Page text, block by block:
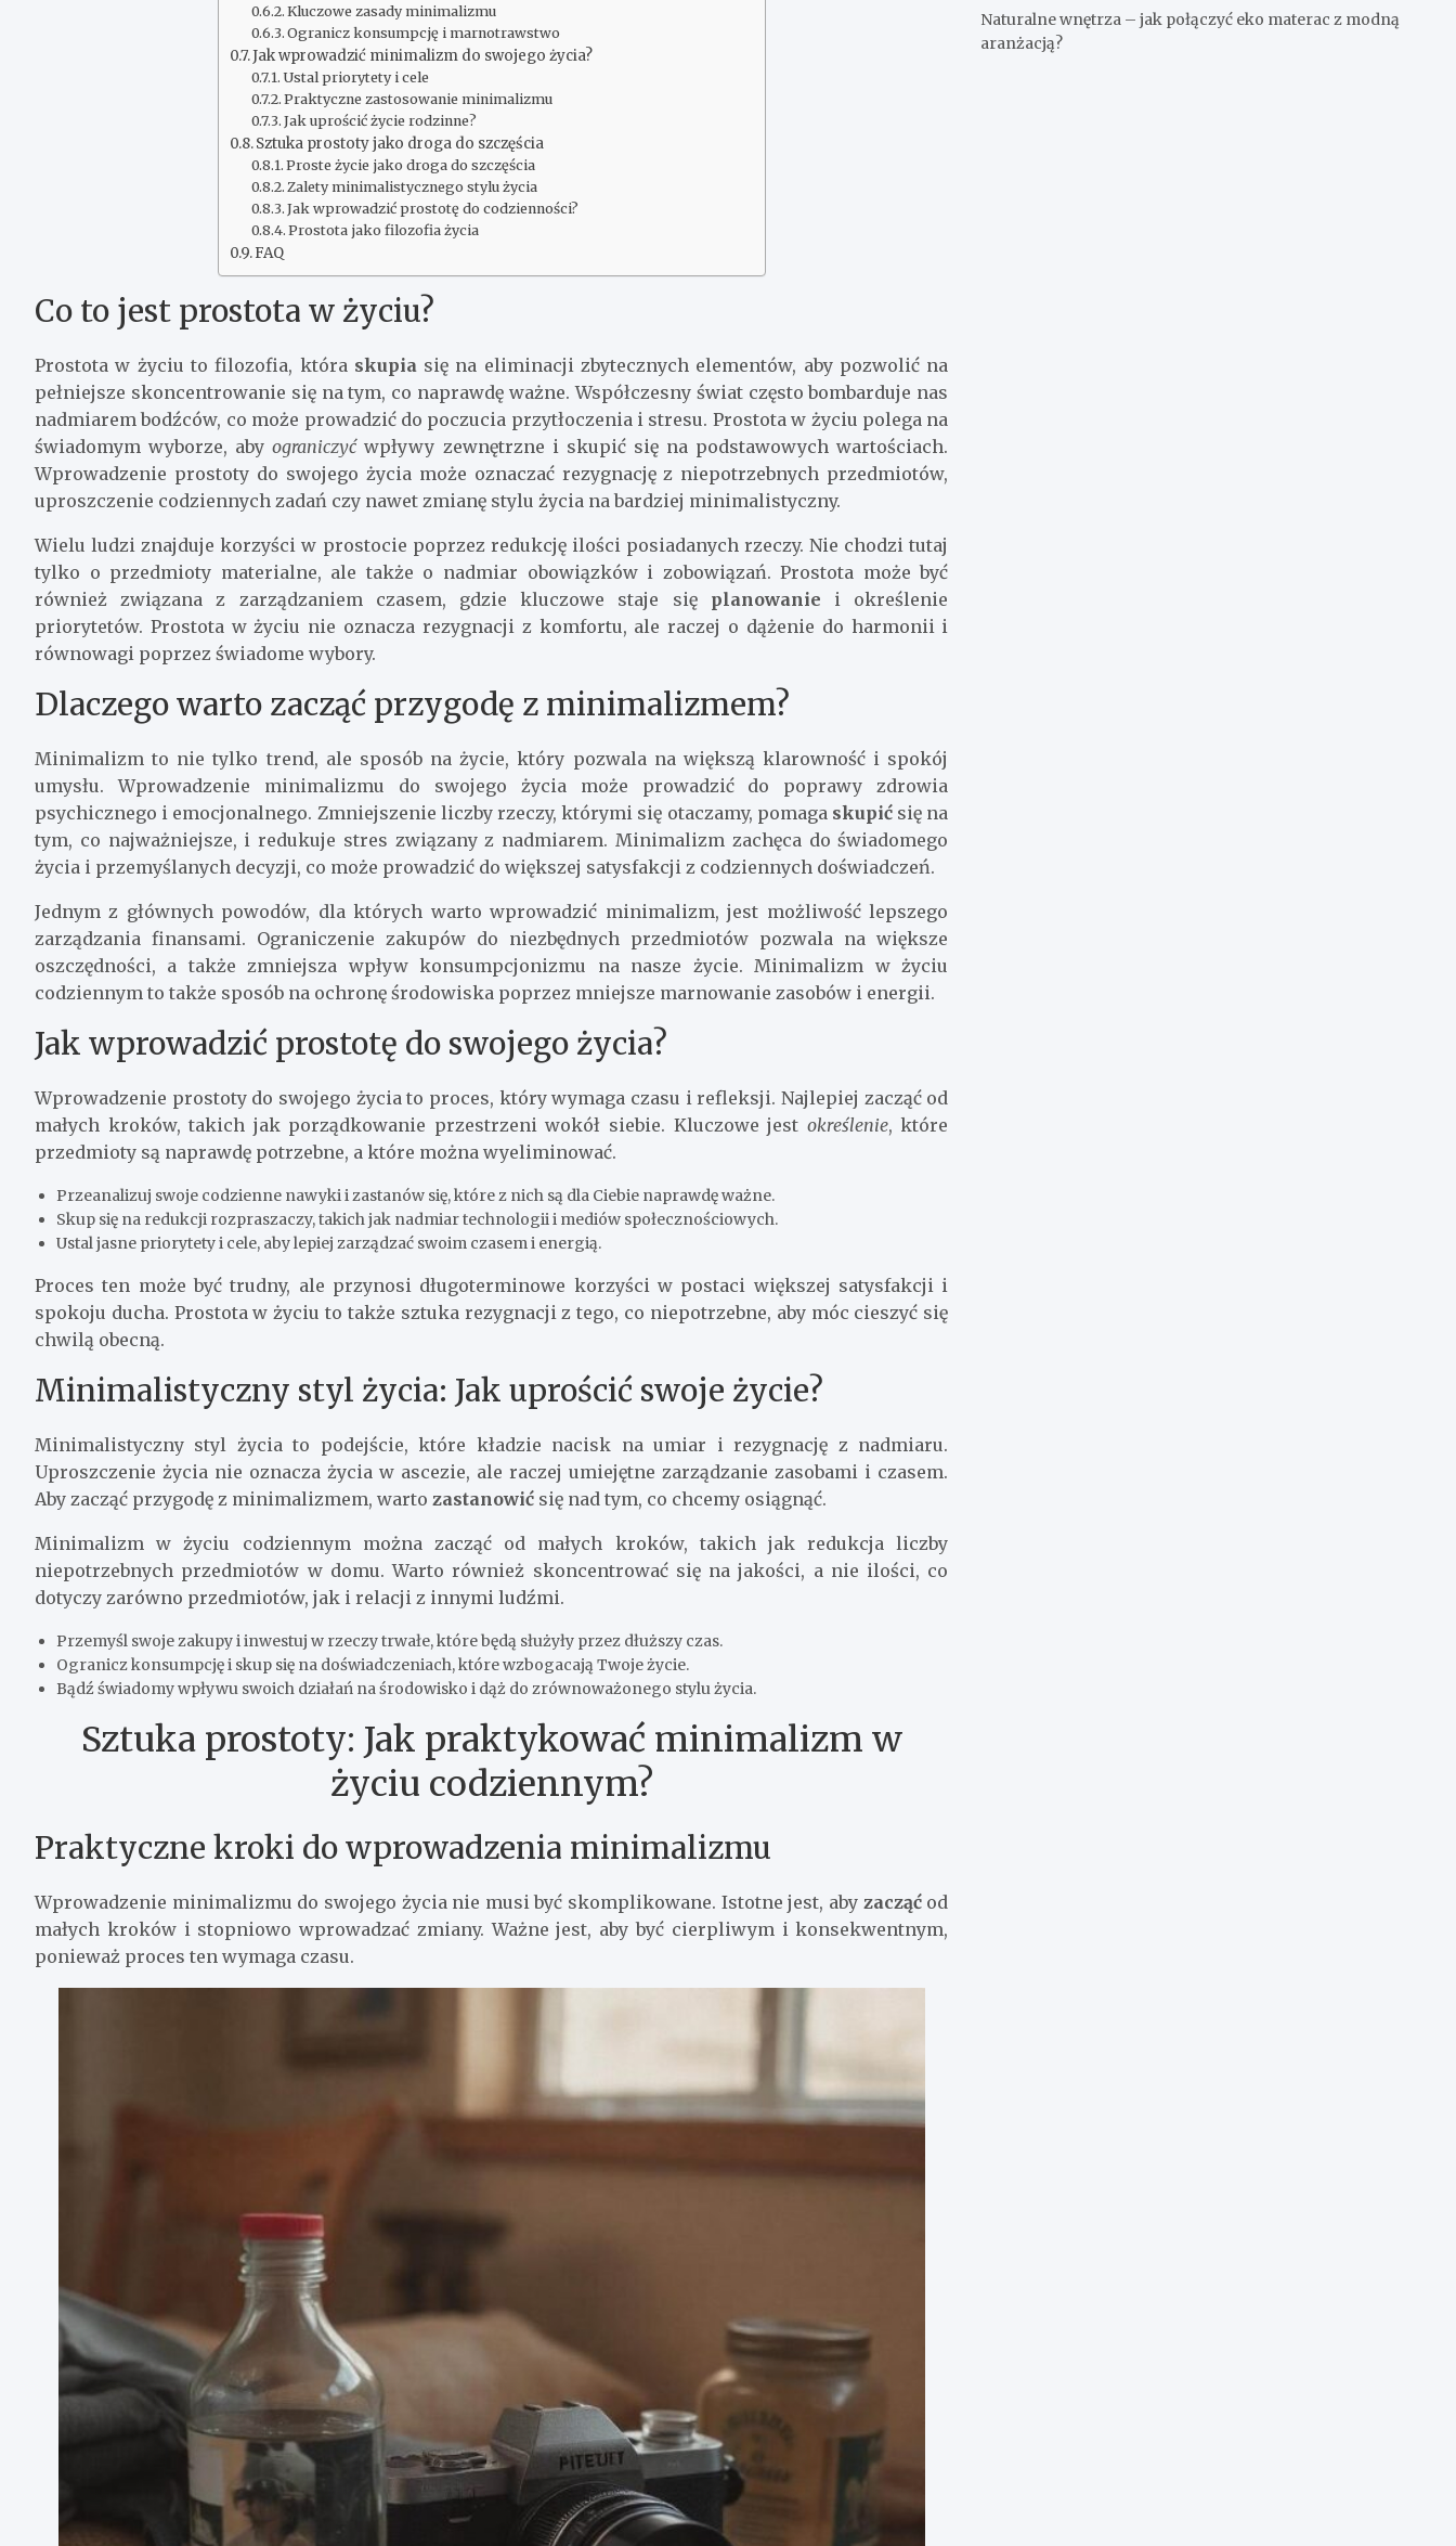
Kluczowe zasady minimalizmu
Ogranicz konsumpcję i marnotrawstwo
Jak wprowadzić minimalizm do swojego życia?
Ustal priorytety i cele
Praktyczne zastosowanie minimalizmu
Jak uprościć życie rodzinne?
Sztuka prostoty jako droga do szczęścia
Proste życie jako droga do szczęścia
Zalety minimalistycznego stylu życia
Jak wprowadzić prostotę do codzienności?
Prostota jako filozofia życia
FAQ
Co to jest prostota w życiu?
Prostota w życiu to filozofia, która skupiasię na eliminacji zbytecznych elementów, aby pozwolić na
pełniejsze skoncentrowanie się na tym, co naprawdę ważne. Współczesny świat często bombarduje nas
nadmiarem bodźców, co może prowadzić do poczucia przytłoczenia i stresu. Prostota w życiu polega na
świadomym wyborze, abyograniczyćwpływy zewnętrzne i skupić się na podstawowych wartościach.
Wprowadzenie prostoty do swojego życia może oznaczać rezygnację z niepotrzebnych przedmiotów,
uproszczenie codziennych zadań czy nawet zmianę stylu życia na bardziej minimalistyczny.
Wielu ludzi znajduje korzyści w prostocie poprzez redukcję ilości posiadanych rzeczy. Nie chodzi tutaj
tylko o przedmioty materialne, ale także o nadmiar obowiązków i zobowiązań. Prostota może być
również związana z zarządzaniem czasem, gdzie kluczowe staje się planowanie i określenie
priorytetów. Prostota w życiu nie oznacza rezygnacji z komfortu, ale raczej o dążenie do harmonii i
równowagi poprzez świadome wybory.
Dlaczego warto zacząć przygodę z minimalizmem?
Minimalizm to nie tylko trend, ale sposób na życie, który pozwala na większą klarowność i spokój
umysłu. Wprowadzenie minimalizmu do swojego życia może prowadzić do poprawy zdrowia
psychicznego i emocjonalnego. Zmniejszenie liczby rzeczy, którymi się otaczamy, pomaga skupićsię na
tym, co najważniejsze, i redukuje stres związany z nadmiarem. Minimalizm zachęca do świadomego
życia i przemyślanych decyzji, co może prowadzić do większej satysfakcji z codziennych doświadczeń.
Jednym z głównych powodów, dla których warto wprowadzić minimalizm, jest możliwość lepszego
zarządzania finansami. Ograniczenie zakupów do niezbędnych przedmiotów pozwala na większe
oszczędności, a także zmniejsza wpływ konsumpcjonizmu na nasze życie. Minimalizm w życiu
codziennym to także sposób na ochronę środowiska poprzez mniejsze marnowanie zasobów i energii.
Jak wprowadzić prostotę do swojego życia?
Wprowadzenie prostoty do swojego życia to proces, który wymaga czasu i refleksji. Najlepiej zacząć od
małych kroków, takich jak porządkowanie przestrzeni wokół siebie. Kluczowe jest określenie, które
przedmioty są naprawdę potrzebne, a które można wyeliminować.
Przeanalizuj swoje codzienne nawyki i zastanów się, które z nich są dla Ciebie naprawdę ważne.
Skup się na redukcji rozpraszaczy, takich jak nadmiar technologii i mediów społecznościowych.
Ustal jasne priorytety i cele, aby lepiej zarządzać swoim czasem i energią.
Proces ten może być trudny, ale przynosi długoterminowe korzyści w postaci większej satysfakcji i
spokoju ducha. Prostota w życiu to także sztuka rezygnacji z tego, co niepotrzebne, aby móc cieszyć się
chwilą obecną.
Minimalistyczny styl życia: Jak uprościć swoje życie?
Minimalistyczny styl życia to podejście, które kładzie nacisk na umiar i rezygnację z nadmiaru.
Uproszczenie życia nie oznacza życia w ascezie, ale raczej umiejętne zarządzanie zasobami i czasem.
Aby zacząć przygodę z minimalizmem, warto zastanowić się nad tym, co chcemy osiągnąć.
Minimalizm w życiu codziennym można zacząć od małych kroków, takich jak redukcja liczby
niepotrzebnych przedmiotów w domu. Warto również skoncentrować się na jakości, a nie ilości, co
dotyczy zarówno przedmiotów, jak i relacji z innymi ludźmi.
Przemyśl swoje zakupy i inwestuj w rzeczy trwałe, które będą służyły przez dłuższy czas.
Ogranicz konsumpcję i skup się na doświadczeniach, które wzbogacają Twoje życie.
Bądź świadomy wpływu swoich działań na środowisko i dąż do zrównoważonego stylu życia.
Sztuka prostoty: Jak praktykować minimalizm w
życiu codziennym?
Praktyczne kroki do wprowadzenia minimalizmu
Wprowadzenie minimalizmu do swojego życia nie musi być skomplikowane. Istotne jest, aby zacząćod
małych kroków i stopniowo wprowadzać zmiany. Ważne jest, aby być cierpliwym i konsekwentnym,
ponieważ proces ten wymaga czasu.
Naturalne wnętrza – jak połączyć eko materac z modną
aranżacją?